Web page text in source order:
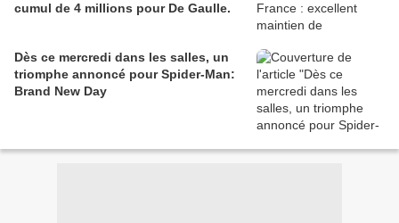
cumul de 4 millions pour De Gaulle.
Dès ce mercredi dans les salles, un
triomphe annoncé pour Spider-Man:
Brand New Day